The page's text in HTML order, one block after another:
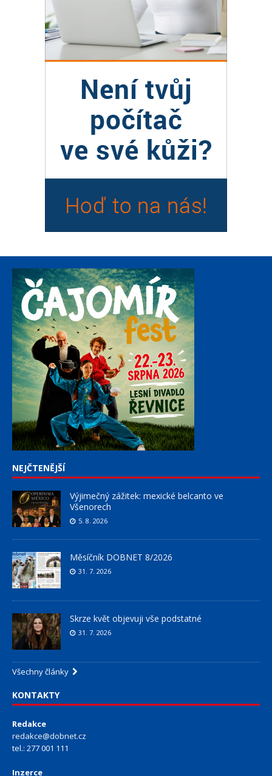
NEJČTENĚJŠÍ
Výjimečný zážitek: mexické belcanto ve
Všenorech
5. 8. 2026
Měsíčník DOBNET 8/2026
31. 7. 2026
Skrze květ objevuji vše podstatné
31. 7. 2026
Všechny články
KONTAKTY
Redakce
redakce@dobnet.cz
tel.: 277 001 111
Inzerce